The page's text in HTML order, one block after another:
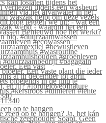
Een vast
op te hangen